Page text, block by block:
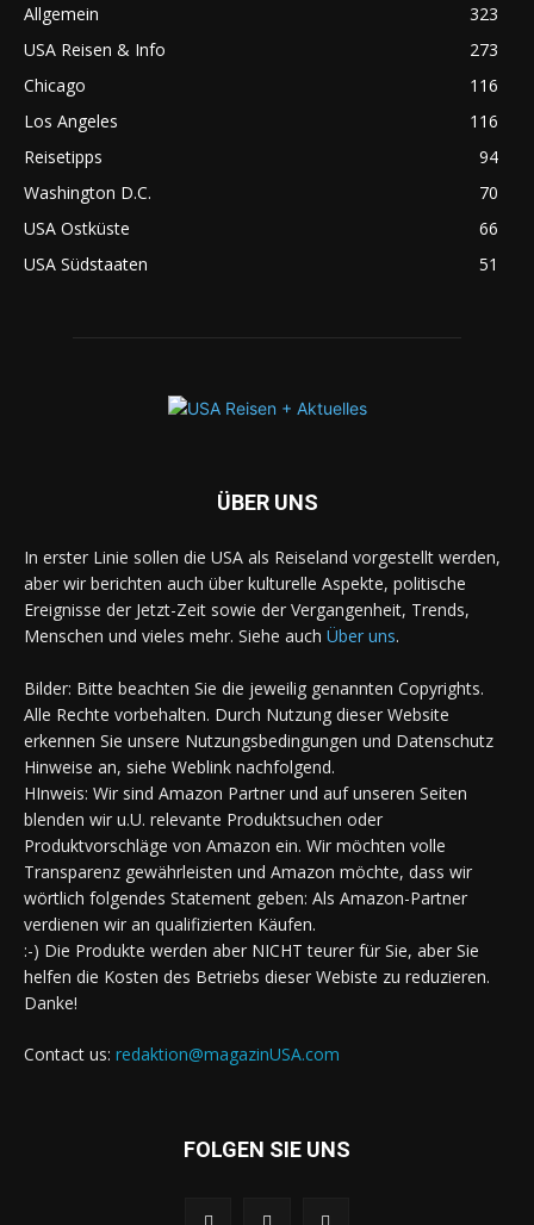
Allgemein
323
USA Reisen & Info
273
Chicago
116
Los Angeles
116
Reisetipps
94
Washington D.C.
70
USA Ostküste
66
USA Südstaaten
51
ÜBER UNS
In erster Linie sollen die USA als Reiseland vorgestellt werden,
aber wir berichten auch über kulturelle Aspekte, politische
Ereignisse der Jetzt-Zeit sowie der Vergangenheit, Trends,
Menschen und vieles mehr. Siehe auch Über uns.
Bilder: Bitte beachten Sie die jeweilig genannten Copyrights.
Alle Rechte vorbehalten. Durch Nutzung dieser Website
erkennen Sie unsere Nutzungsbedingungen und Datenschutz
Hinweise an, siehe Weblink nachfolgend.
HInweis: Wir sind Amazon Partner und auf unseren Seiten
blenden wir u.U. relevante Produktsuchen oder
Produktvorschläge von Amazon ein. Wir möchten volle
Transparenz gewährleisten und Amazon möchte, dass wir
wörtlich folgendes Statement geben: Als Amazon-Partner
verdienen wir an qualifizierten Käufen.
:-) Die Produkte werden aber NICHT teurer für Sie, aber Sie
helfen die Kosten des Betriebs dieser Webiste zu reduzieren.
Danke!
Contact us: redaktion@magazinUSA.com
FOLGEN SIE UNS